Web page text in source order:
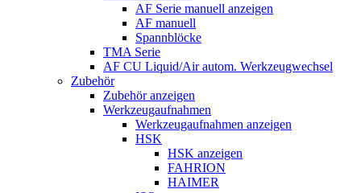
AF Serie manuell anzeigen
AF manuell
Spannblöcke
TMA Serie
AF CU Liquid/Air autom. Werkzeugwechsel
Zubehör
Zubehör anzeigen
Werkzeugaufnahmen
Werkzeugaufnahmen anzeigen
HSK
HSK anzeigen
FAHRION
HAIMER